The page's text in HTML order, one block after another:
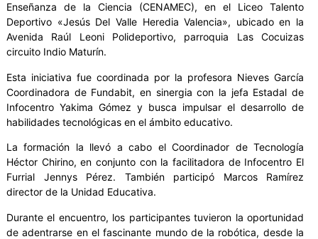
Enseñanza de la Ciencia (CENAMEC), en el Liceo Talento
Deportivo «Jesús Del Valle Heredia Valencia», ubicado en la
Avenida Raúl Leoni Polideportivo, parroquia Las Cocuizas
circuito Indio Maturín.
Esta iniciativa fue coordinada por la profesora Nieves García
Coordinadora de Fundabit, en sinergia con la jefa Estadal de
Infocentro Yakima Gómez y busca impulsar el desarrollo de
habilidades tecnológicas en el ámbito educativo.
La formación la llevó a cabo el Coordinador de Tecnología
Héctor Chirino, en conjunto con la facilitadora de Infocentro El
Furrial Jennys Pérez. También participó Marcos Ramírez
director de la Unidad Educativa.
Durante el encuentro, los participantes tuvieron la oportunidad
de adentrarse en el fascinante mundo de la robótica, desde la